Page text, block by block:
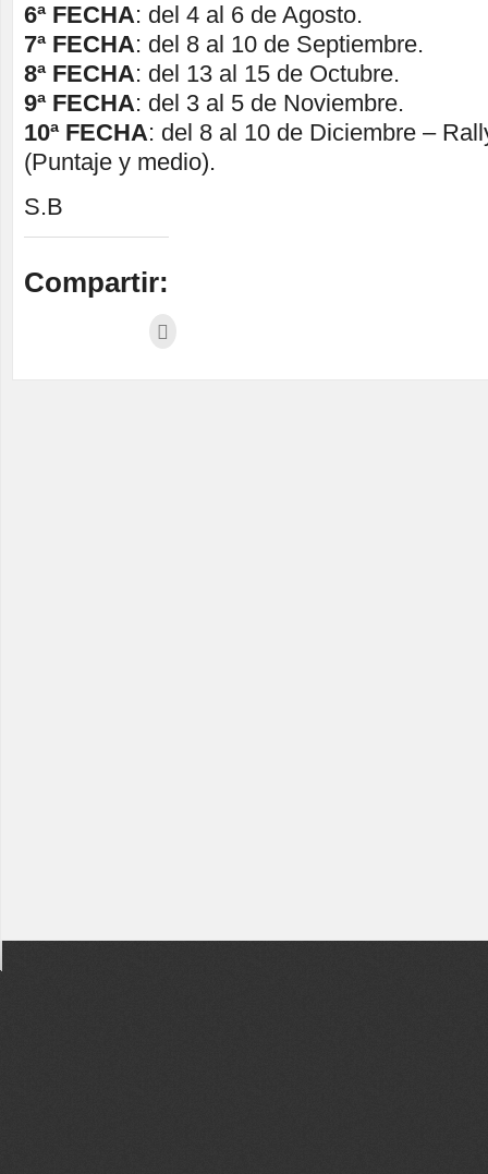
6ª FECHA: del 4 al 6 de Agosto.
7ª FECHA: del 8 al 10 de Septiembre.
8ª FECHA: del 13 al 15 de Octubre.
9ª FECHA: del 3 al 5 de Noviembre.
10ª FECHA: del 8 al 10 de Diciembre –
(Puntaje y medio).
S.B
Compartir: